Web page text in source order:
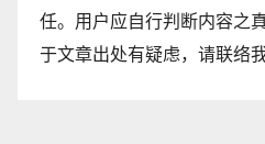
任。用户应自行判断内容之
于文章出处有疑虑，请联络